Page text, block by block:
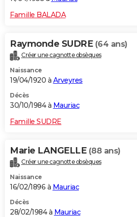
Famille BALADA
Raymonde SUDRE (64 ans)
Créer une cagnotte obsèques
Naissance
19/04/1920 à Arveyres
Décès
30/10/1984 à Mauriac
Famille SUDRE
Marie LANGELLE (88 ans)
Créer une cagnotte obsèques
Naissance
16/02/1896 à Mauriac
Décès
28/02/1984 à Mauriac